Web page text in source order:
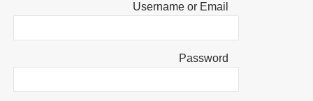
Username or Email
Password